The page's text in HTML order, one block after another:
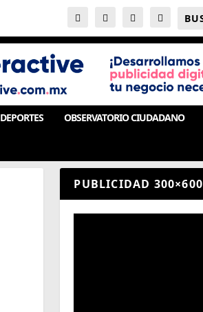
DEPORTES OBSERVATORIO CIUDADANO
PUBLICIDAD 300×600